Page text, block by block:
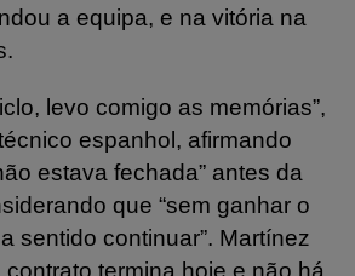
a equipa, e na vitória na
levo comigo as memórias”,
espanhol, afirmando
estava fechada” antes da
que “sem ganhar o
sentido continuar”. Martínez
contrato termina hoje e não há